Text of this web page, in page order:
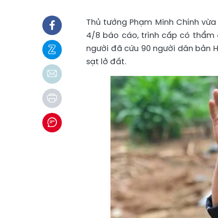
Thủ tướng Phạm Minh Chính
4/8 báo cáo, trình cấp có thẩm
người đã cứu 90 người dân bản
sạt lở đất.